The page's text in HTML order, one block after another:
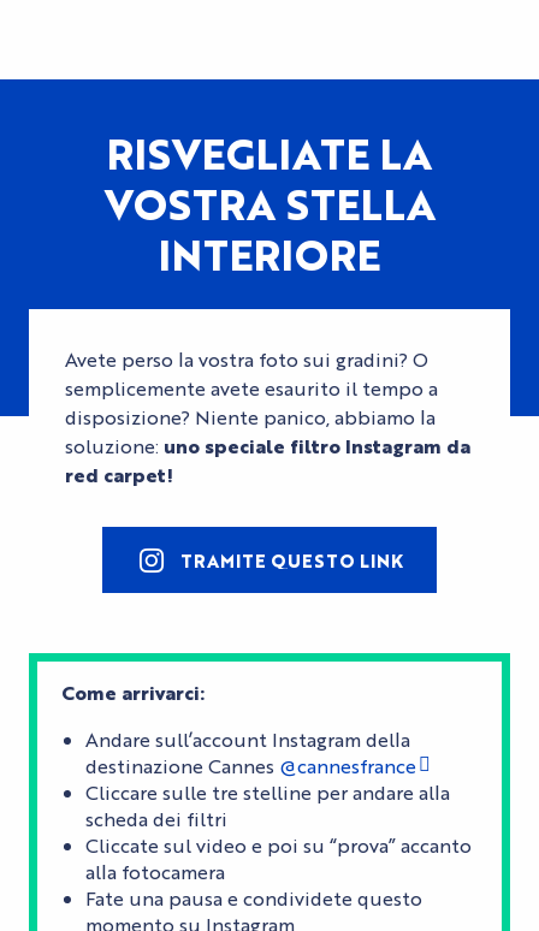
RISVEGLIATE LA
VOSTRA STELLA
INTERIORE
Avete perso la vostra foto sui gradini? O
semplicemente avete esaurito il tempo a
disposizione? Niente panico, abbiamo la
soluzione: uno speciale filtro Instagram da
red carpet!
TRAMITE QUESTO LINK
Come arrivarci:
Andare sull’account Instagram della
destinazione Cannes @cannesfrance
Cliccare sulle tre stelline per andare alla
scheda dei filtri
Cliccate sul video e poi su “prova” accanto
alla fotocamera
Fate una pausa e condividete questo
momento su Instagram